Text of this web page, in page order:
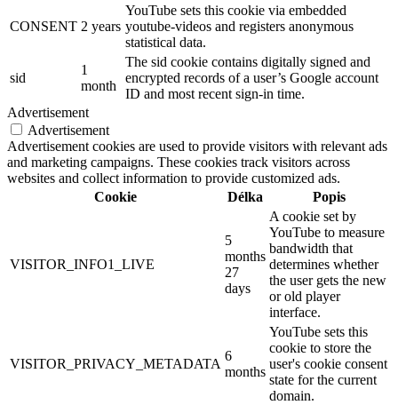
CONSENT 2 years
YouTube sets this cookie via embedded
youtube-videos and registers anonymous
statistical data.
sid
1
month
The sid cookie contains digitally signed and
encrypted records of a user’s Google account
ID and most recent sign-in time.
Advertisement
Advertisement
Advertisement cookies are used to provide visitors with relevant ads
and marketing campaigns. These cookies track visitors across
websites and collect information to provide customized ads.
Cookie
Délka Popis
VISITOR_INFO1_LIVE
5
months
27
days
A cookie set by
YouTube to measure
bandwidth that
determines whether
the user gets the new
or old player
interface.
VISITOR_PRIVACY_METADATA
6
months
YouTube sets this
cookie to store the
user's cookie consent
state for the current
domain.